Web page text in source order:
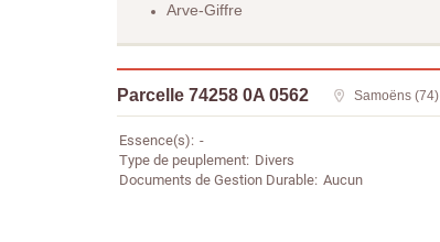
Arve-Giffre
Parcelle 74258 0A 0562 Samoëns (74)
Essence(s) -
Type de peuplement Divers
Documents de Gestion Durable Aucun